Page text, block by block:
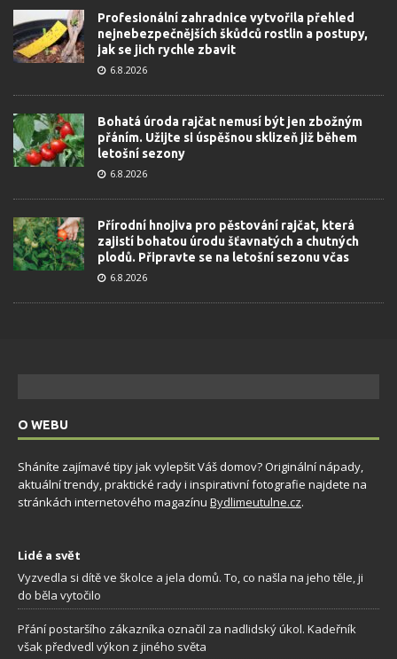
Profesionální zahradnice vytvořila přehled
nejnebezpečnějších škůdců rostlin a postupy,
jak se jich rychle zbavit
6.8.2026
Bohatá úroda rajčat nemusí být jen zbožným
přáním. Užijte si úspěšnou sklizeň již během
letošní sezony
6.8.2026
Přírodní hnojiva pro pěstování rajčat, která
zajistí bohatou úrodu šťavnatých a chutných
plodů. Připravte se na letošní sezonu včas
6.8.2026
O WEBU
Sháníte zajímavé tipy jak vylepšit Váš domov? Originální nápady,
aktuální trendy, praktické rady i inspirativní fotografie najdete na
stránkách internetového magazínu Bydlimeutulne.cz.
Lidé a svět
Vyzvedla si dítě ve školce a jela domů. To, co našla na jeho těle, ji
do běla vytočilo
Přání postaršího zákazníka označil za nadlidský úkol. Kadeřník
však předvedl výkon z jiného světa